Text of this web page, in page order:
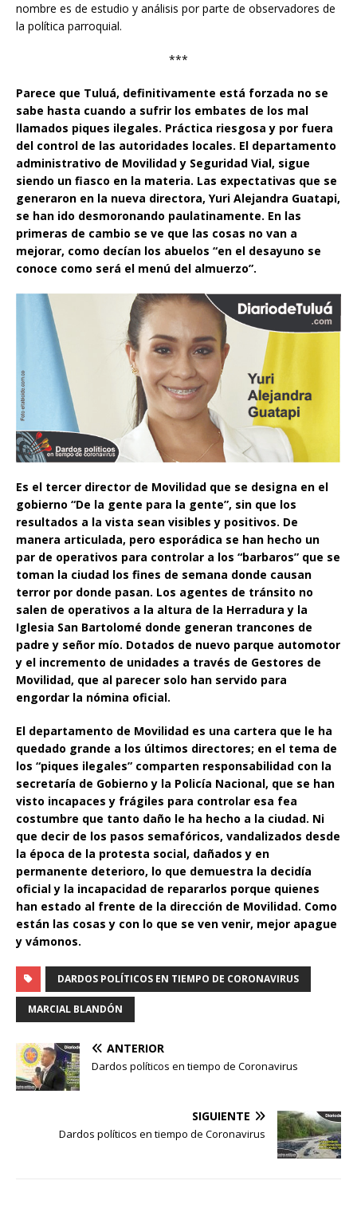
nombre es de estudio y análisis por parte de observadores de
la política parroquial.
***
Parece que Tuluá, definitivamente está forzada no se
sabe hasta cuando a sufrir los embates de los mal
llamados piques ilegales. Práctica riesgosa y por fuera
del control de las autoridades locales. El departamento
administrativo de Movilidad y Seguridad Vial, sigue
siendo un fiasco en la materia. Las expectativas que se
generaron en la nueva directora, Yuri Alejandra Guatapi,
se han ido desmoronando paulatinamente. En las
primeras de cambio se ve que las cosas no van a
mejorar, como decían los abuelos “en el desayuno se
conoce como será el menú del almuerzo”.
Es el tercer director de Movilidad que se designa en el
gobierno “De la gente para la gente”, sin que los
resultados a la vista sean visibles y positivos. De
manera articulada, pero esporádica se han hecho un
par de operativos para controlar a los “barbaros” que se
toman la ciudad los fines de semana donde causan
terror por donde pasan. Los agentes de tránsito no
salen de operativos a la altura de la Herradura y la
Iglesia San Bartolomé donde generan trancones de
padre y señor mío. Dotados de nuevo parque automotor
y el incremento de unidades a través de Gestores de
Movilidad, que al parecer solo han servido para
engordar la nómina oficial.
El departamento de Movilidad es una cartera que le ha
quedado grande a los últimos directores; en el tema de
los “piques ilegales” comparten responsabilidad con la
secretaría de Gobierno y la Policía Nacional, que se han
visto incapaces y frágiles para controlar esa fea
costumbre que tanto daño le ha hecho a la ciudad. Ni
que decir de los pasos semafóricos, vandalizados desde
la época de la protesta social, dañados y en
permanente deterioro, lo que demuestra la decidía
oficial y la incapacidad de repararlos porque quienes
han estado al frente de la dirección de Movilidad. Como
están las cosas y con lo que se ven venir, mejor apague
y vámonos.
DARDOS POLÍTICOS EN TIEMPO DE CORONAVIRUS
MARCIAL BLANDÓN
ANTERIOR
Dardos políticos en tiempo de Coronavirus
SIGUIENTE
Dardos políticos en tiempo de Coronavirus